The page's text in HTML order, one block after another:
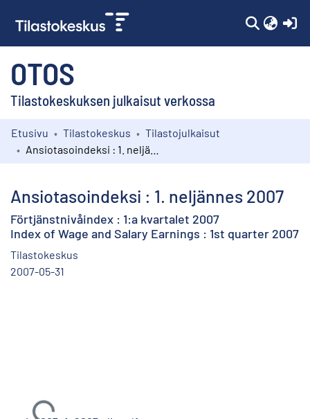
OTOS
Tilastokeskuksen julkaisut verkossa
Kokoelmat
Etusivu Tilastokeskus
Tilastojulkaisut
Ansiotasoindeksi : 1. neljännes 2007
Förtjänstnivåindex : 1:a kvartalet 2007
Index of Wage and Salary Earnings : 1st quarter 2007
Tilastokeskus
2007-05-31